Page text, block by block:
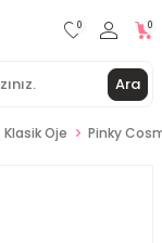
Ara
0 0
Klasik Oje Pinky